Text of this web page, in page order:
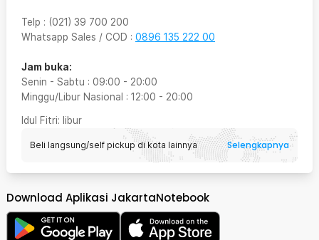
Telp : (021) 39 700 200
Whatsapp Sales / COD : 0896 135 222 00
Jam buka:
Senin - Sabtu : 09:00 - 20:00
Minggu/Libur Nasional : 12:00 - 20:00
Idul Fitri: libur
Beli langsung/self pickup di kota lainnya Selengkapnya
Download Aplikasi JakartaNotebook